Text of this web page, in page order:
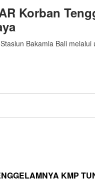
Korban
Bakamla Bali melalui
KMP